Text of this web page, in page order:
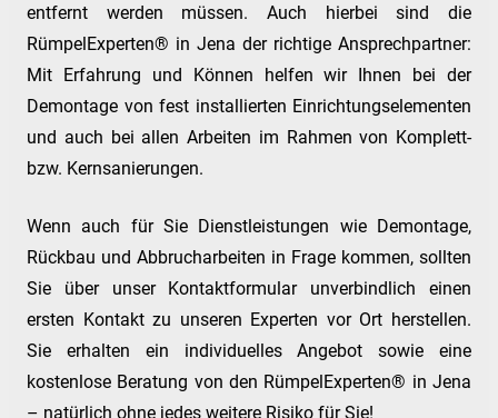
entfernt werden müssen. Auch hierbei sind die
RümpelExperten® in Jena der richtige Ansprechpartner:
Mit Erfahrung und Können helfen wir Ihnen bei der
Demontage von fest installierten Einrichtungselementen
und auch bei allen Arbeiten im Rahmen von Komplett-
bzw. Kernsanierungen.
Wenn auch für Sie Dienstleistungen wie Demontage,
Rückbau und Abbrucharbeiten in Frage kommen, sollten
Sie über unser Kontaktformular unverbindlich einen
ersten Kontakt zu unseren Experten vor Ort herstellen.
Sie erhalten ein individuelles Angebot sowie eine
kostenlose Beratung von den RümpelExperten® in Jena
– natürlich ohne jedes weitere Risiko für Sie!